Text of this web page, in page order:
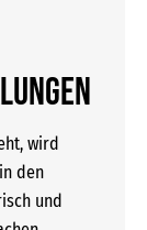
wird
den
und